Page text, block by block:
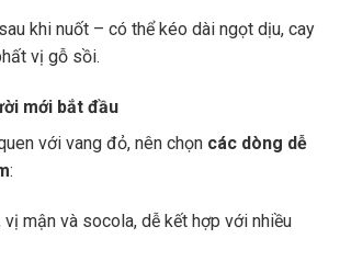
khi nuốt – có thể kéo dài ngọt dịu, cay
vị gỗ sồi.
mới bắt đầu
với vang đỏ, nên chọn các dòng dễ
:
vị mận và socola, dễ kết hợp với nhiều